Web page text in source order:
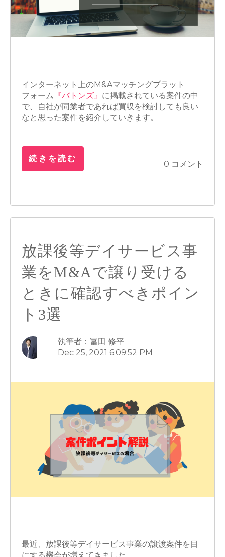
インターネット上のM&Aマッチングプラット
フォーム 『バトンズ』 に掲載されている案件の中
で、自社が同業者であれば買収を検討しても良い
なと思った案件を紹介していきます。
続きを読む
0 コメント
放課後等デイサービス事
業をM&Aで譲り受ける
ときに確認すべきポイン
ト3選
執筆者：冨田 修平
Dec 25, 2021 6:09:52 PM
最近、放課後等デイサービス事業の譲渡案件を目
にする機会が増えてきました。